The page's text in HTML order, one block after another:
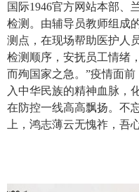
国际1946官方网站本部
检测 。 由辅导员教师组成
测点，在现场帮助医护人
检测顺序，安抚员工情绪 ，
而殉国家之急 。 ”疫情面前
入中华民族的精神血脉 ，
在防控一线高高飘扬。不
上，鸿志薄云无愧祚，吾